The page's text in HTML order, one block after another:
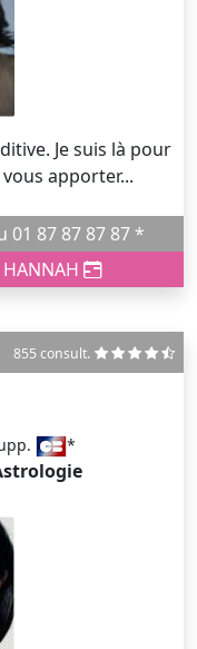
apporter...
Prendre RDV avec HANNAH au 01 87 87 87 87 *
855 consult.
*